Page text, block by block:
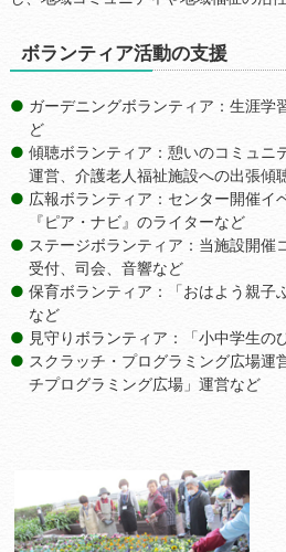
ボランティア活動の支援
ガーデニングボランティア：生涯学
ど
傾聴ボランティア：憩いのコミュニ
運営、介護老人福祉施設への出張傾
広報ボランティア：センター開催イ
『ピア・ナビ』のライターなど
ステージボランティア：当施設開催
受付、司会、音響など
保育ボランティア：「おはよう親子
など
見守りボランティア：「小中学生の
スクラッチ・プログラミング広場運
チプログラミング広場」運営など